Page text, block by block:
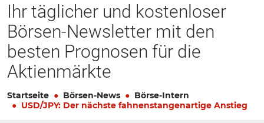
Ihr täglicher und kostenloser
Börsen-Newsletter mit den
besten Prognosen für die
Aktienmärkte
Startseite Börsen-News
Börse-Intern
USD/JPY: Der nächste fahnenstangenartige Anstieg